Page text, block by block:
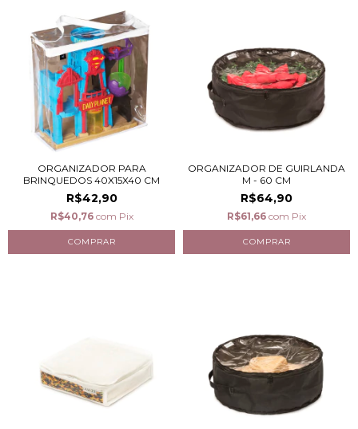
ORGANIZADOR PARA
BRINQUEDOS 40X15X40 CM
R$42,90
R$40,76 com Pix
ORGANIZADOR DE GUIRLANDA
M - 60 CM
R$64,90
R$61,66 com Pix